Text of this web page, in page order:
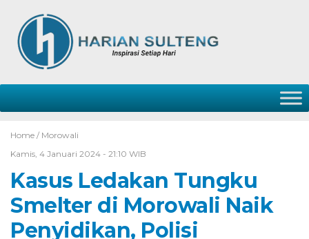
Home / Morowali
Kamis, 4 Januari 2024 - 21:10 WIB
Kasus Ledakan Tungku
Smelter di Morowali Naik
Penyidikan, Polisi